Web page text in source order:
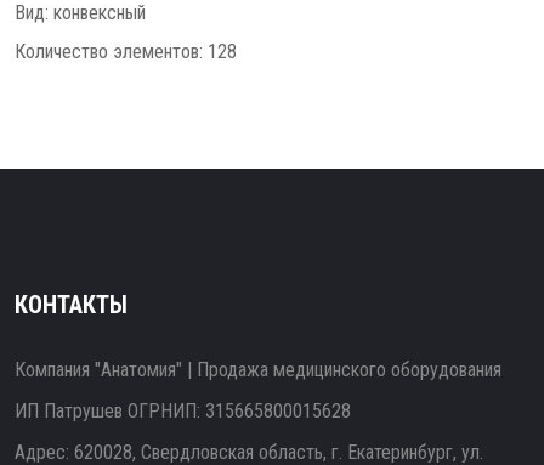
Вид: конвексный
Количество элементов: 128
КОНТАКТЫ
Компания "Анатомия" | Продажа медицинского оборудования
ИП Патрушев ОГРНИП: 315665800015628
Адрес: 620028, Свердловская область, г. Екатеринбург, ул.